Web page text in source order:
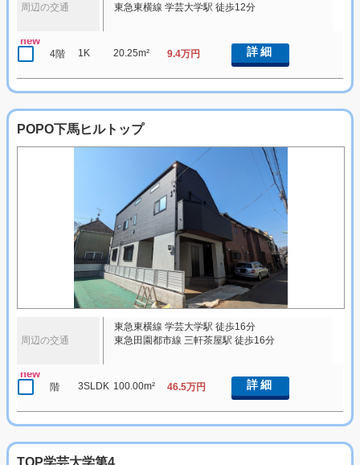
周辺の交通
東急東横線 学芸大学駅 徒歩12分
new
4階 1K 20.25m² 9.4万円 詳細
POPO下馬ヒルトップ
周辺の交通
東急東横線 学芸大学駅 徒歩16分
東急田園都市線 三軒茶屋駅 徒歩16分
new
階 3SLDK 100.00m² 46.5万円 詳細
TOP学芸大学第4